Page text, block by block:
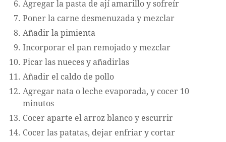
Agregar la pasta de ají amarillo y sofreír
Poner la carne desmenuzada y mezclar
Añadir la pimienta
Incorporar el pan remojado y mezclar
Picar las nueces y añadirlas
Añadir el caldo de pollo
Agregar nata o leche evaporada, y cocer 10
minutos
Cocer aparte el arroz blanco y escurrir
Cocer las patatas, dejar enfriar y cortar